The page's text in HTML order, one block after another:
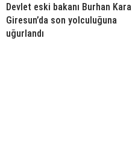
Devlet eski bakanı Burhan Kara
Giresun’da son yolculuğuna
uğurlandı